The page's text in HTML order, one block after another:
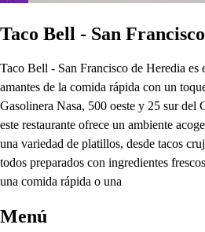
Taco Bell - San
Taco Bell - San Francisco de Heredia es
amantes de la comida rápida con un
Gasolinera Nasa, 500 oeste y 25 sur
este restaurante ofrece un ambiente
una variedad de platillos, desde tacos
todos preparados con ingredientes
una comida rápida o una
Menú